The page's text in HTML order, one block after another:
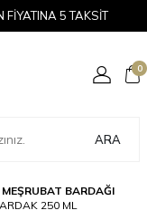
FİYATINA 5 TAKSİT
ARA
0
BARDAĞI
250 ML